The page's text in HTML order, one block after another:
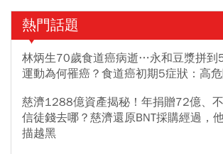
熱門話題
林炳生70歲食道癌病逝…永和豆漿拼到
運動為何罹癌？食道癌初期5症狀：高
慈濟1288億資產揭秘！年捐贈72億、
信徒錢去哪？慈濟還原BNT採購經過，
描越黑